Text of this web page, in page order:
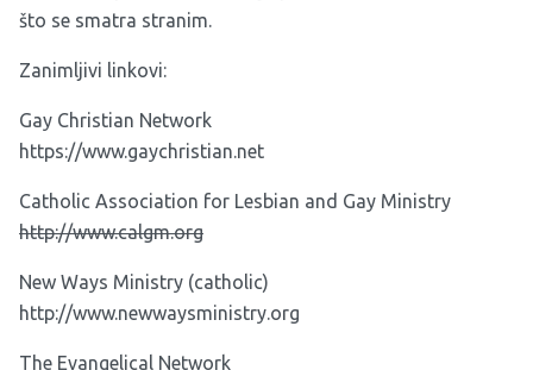
što se smatra stranim.
Zanimljivi linkovi:
Gay Christian Network
https://www.gaychristian.net
Catholic Association for Lesbian and Gay Ministry
http://www.calgm.org
New Ways Ministry (catholic)
http://www.newwaysministry.org
The Evangelical Network